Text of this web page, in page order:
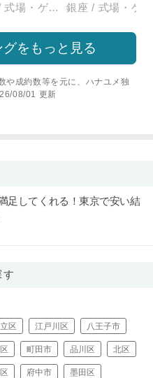
表参道 / 式場・ゲストハウス
をもっと見る
成約数等を元に、ハナユメ独
08/01 更新
足してくれる！東京で安い結
区 江戸川区 八王子市
町田市 品川区 北区
府中市 墨田区